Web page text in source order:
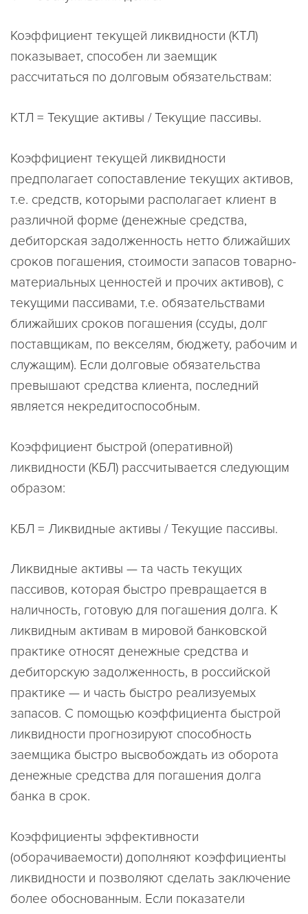
Коэффициент текущей ликвидности (КТЛ)
показывает, способен ли заемщик
рассчитаться по долговым обязательствам:
КТЛ = Текущие активы / Текущие пассивы.
Коэффициент текущей ликвидности
предполагает сопоставление текущих активов,
т.е. средств, которыми располагает клиент в
различной форме (денежные средства,
дебиторская задолженность нетто ближайших
сроков погашения, стоимости запасов товарно-
материальных ценностей и прочих активов), с
текущими пассивами, т.е. обязательствами
ближайших сроков погашения (ссуды, долг
поставщикам, по векселям, бюджету, рабочим и
служащим). Если долговые обязательства
превышают средства клиента, последний
является некредитоспособным.
Коэффициент быстрой (оперативной)
ликвидности (КБЛ) рассчитывается следующим
образом:
КБЛ = Ликвидные активы / Текущие пассивы.
Ликвидные активы — та часть текущих
пассивов, которая быстро превращается в
наличность, готовую для погашения долга. К
ликвидным активам в мировой банковской
практике относят денежные средства и
дебиторскую задолженность, в российской
практике — и часть быстро реализуемых
запасов. С помощью коэффициента быстрой
ликвидности прогнозируют способность
заемщика быстро высвобождать из оборота
денежные средства для погашения долга
банка в срок.
Коэффициенты эффективности
(оборачиваемости) дополняют коэффициенты
ликвидности и позволяют сделать заключение
более обоснованным. Если показатели